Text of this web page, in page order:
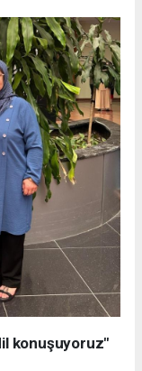
konuşuyoruz"